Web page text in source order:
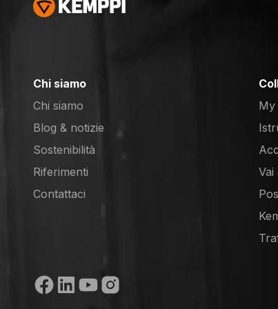
Chi siamo
Chi siamo
Blog & notizie
Sostenibilità
Riferimenti
Contattaci
My
Vai
Media sociali